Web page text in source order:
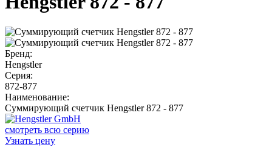
Бренд:
Hengstler
Серия:
872-877
Наименование:
Суммирующий счетчик Hengstler 872 - 877
смотреть всю серию
Узнать цену